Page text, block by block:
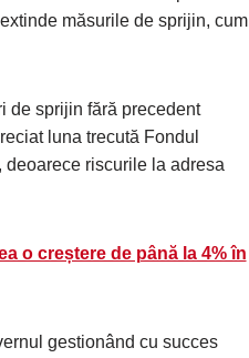
măsurile de sprijin, cum
de sprijin fără precedent
luna trecută Fondul
riscurile la adresa
o creștere de până la 4% în
gestionând cu succes